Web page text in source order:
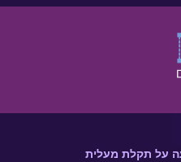
על תקלת מעלית